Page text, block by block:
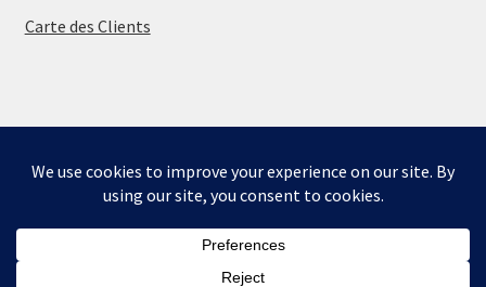
Bienvenue sur la boutique de Mumbly - Cartes de
Carte des Clients
© La boutique de Mumbly 2026
Built with WooCommerce.